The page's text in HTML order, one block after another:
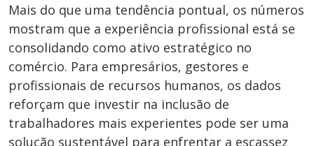
Mais do que uma tendência pontual, os números
mostram que a experiência profissional está se
consolidando como ativo estratégico no
comércio. Para empresários, gestores e
profissionais de recursos humanos, os dados
reforçam que investir na inclusão de
trabalhadores mais experientes pode ser uma
solução sustentável para enfrentar a escassez